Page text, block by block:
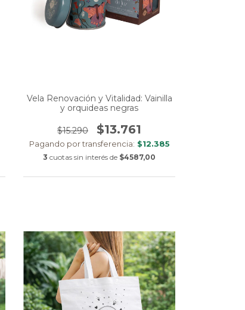
Vela Renovación y Vitalidad: Vainilla
y orquideas negras
$15.290 $13.761
Pagando por transferencia: $12.385
3 cuotas sin interés de $4587,00